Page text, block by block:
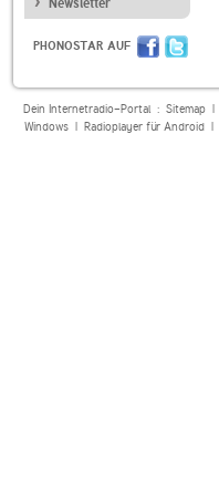
Newsletter
PHONOSTAR AUF
Dein Internetradio-Portal : Sitemap|
Windows| Radioplayer für Android|